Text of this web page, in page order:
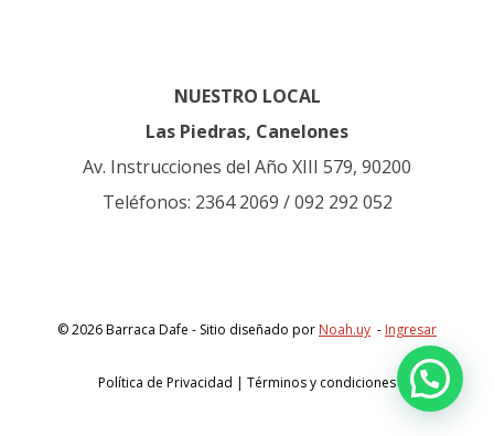
NUESTRO LOCAL
Las Piedras, Canelones
Av. Instrucciones del Año XIII 579, 90200
Teléfonos: 2364 2069 / 092 292 052
© 2026 Barraca Dafe - Sitio diseñado por Noah.uy - Ingresar
Política de Privacidad | Términos y condiciones